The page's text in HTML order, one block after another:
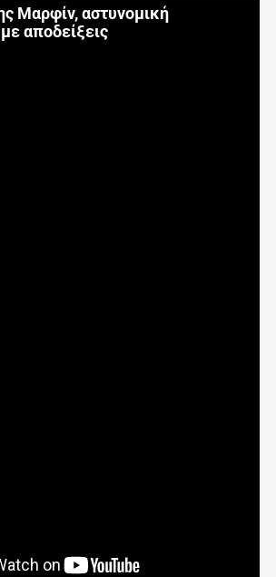
Μαρφίν, αστυνομική
αποδείξεις